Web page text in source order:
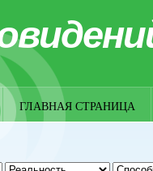
ГЛАВНАЯ СТРАНИЦА